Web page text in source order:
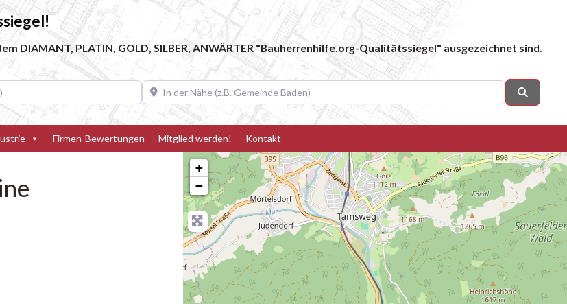
DIAMANT, PLATIN, GOLD, SILBER, ANWÄRTER "Bauherrenhilfe.org-Qualitätssiegel" ausgezeichnet sind.
In der Nähe (z.B. Gemeinde Baden)
Firmen-Bewertungen Mitglied werden! Kontakt
+
−